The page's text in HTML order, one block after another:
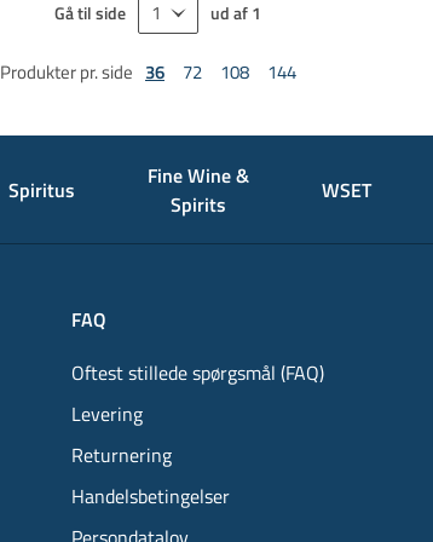
Gå til side ud af 1
Produkter pr. side 36 72 108 144
Spiritus
Fine Wine &
Spirits
WSET
FAQ
Oftest stillede spørgsmål (FAQ)
Levering
Returnering
Handelsbetingelser